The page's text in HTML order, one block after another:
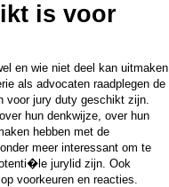
is voor
en wie niet deel kan uitmaken
als advocaten raadplegen de
voor jury duty geschikt zijn.
hun denkwijze, over hun
hebben met de
meer interessant om te
jurylid zijn. Ook
voorkeuren en reacties.